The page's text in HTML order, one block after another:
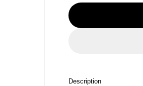
Description